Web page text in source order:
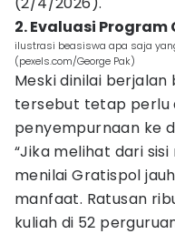
2. Evaluasi
ilustrasi beasiswa apa saja
(pexels.com/George Pak)
Meski dinilai
tersebut tetap perlu
penyempurnaan ke
“Jika melihat dari
menilai Gratispol
manfaat. Ratusan
kuliah di 52